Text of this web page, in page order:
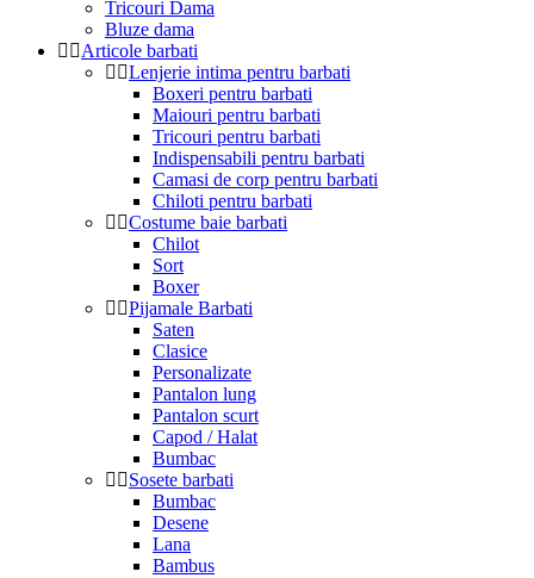
Tricouri Dama
Bluze dama
Articole barbati
Lenjerie intima pentru barbati
Boxeri pentru barbati
Maiouri pentru barbati
Tricouri pentru barbati
Indispensabili pentru barbati
Camasi de corp pentru barbati
Chiloti pentru barbati
Costume baie barbati
Chilot
Sort
Boxer
Pijamale Barbati
Saten
Clasice
Personalizate
Pantalon lung
Pantalon scurt
Capod / Halat
Bumbac
Sosete barbati
Bumbac
Desene
Lana
Bambus